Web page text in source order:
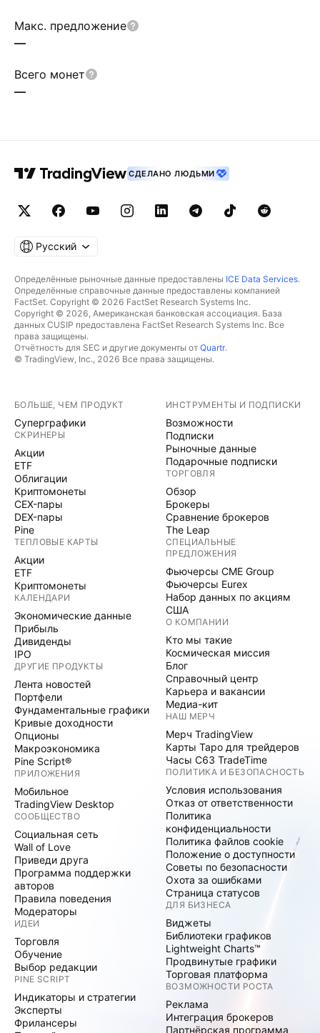
Макс. предложение
—
Всего монет
—
СДЕЛАНО ЛЮДЬМИ
Русский
Определённые рыночные данные предоставлены ICE Data Services.
Определённые справочные данные предоставлены компанией
FactSet. Copyright © 2026 FactSet Research Systems Inc.
Copyright © 2026, Американская банковская ассоциация. База
данных CUSIP предоставлена FactSet Research Systems Inc. Все
права защищены.
Отчётность для SEC и другие документы от Quartr.
© TradingView, Inc., 2026 Все права защищены.
БОЛЬШЕ, ЧЕМ ПРОДУКТ
Суперграфики
СКРИНЕРЫ
Акции
ETF
Облигации
Криптомонеты
CEX-пары
DEX-пары
Pine
ТЕПЛОВЫЕ КАРТЫ
Акции
ETF
Криптомонеты
КАЛЕНДАРИ
Экономические данные
Прибыль
Дивиденды
IPO
ДРУГИЕ ПРОДУКТЫ
Лента новостей
Портфели
Фундаментальные графики
Кривые доходности
Опционы
Макроэкономика
Pine Script®
ПРИЛОЖЕНИЯ
Мобильное
TradingView Desktop
СООБЩЕСТВО
Социальная сеть
Wall of Love
Приведи друга
Программа поддержки
авторов
Правила поведения
Модераторы
ИДЕИ
Торговля
Обучение
Выбор редакции
PINE SCRIPT
Индикаторы и стратегии
Эксперты
Фрилансеры
ИНСТРУМЕНТЫ И ПОДПИСКИ
Возможности
Подписки
Рыночные данные
Подарочные подписки
ТОРГОВЛЯ
Обзор
Брокеры
Сравнение брокеров
The Leap
СПЕЦИАЛЬНЫЕ
ПРЕДЛОЖЕНИЯ
Фьючерсы CME Group
Фьючерсы Eurex
Набор данных по акциям
США
О КОМПАНИИ
Кто мы такие
Космическая миссия
Блог
Справочный центр
Карьера и вакансии
Медиа-кит
НАШ МЕРЧ
Мерч TradingView
Карты Таро для трейдеров
Часы C63 TradeTime
ПОЛИТИКА И БЕЗОПАСНОСТЬ
Условия использования
Отказ от ответственности
Политика
конфиденциальности
Политика файлов cookie
Положение о доступности
Советы по безопасности
Охота за ошибками
Страница статусов
ДЛЯ БИЗНЕСА
Виджеты
Библиотеки графиков
Lightweight Charts™
Продвинутые графики
Торговая платформа
ВОЗМОЖНОСТИ РОСТА
Реклама
Интеграция брокеров
Партнёрская программа